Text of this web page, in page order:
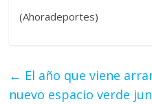
(Ahoradeportes)
← El año que viene
nuevo espacio verde